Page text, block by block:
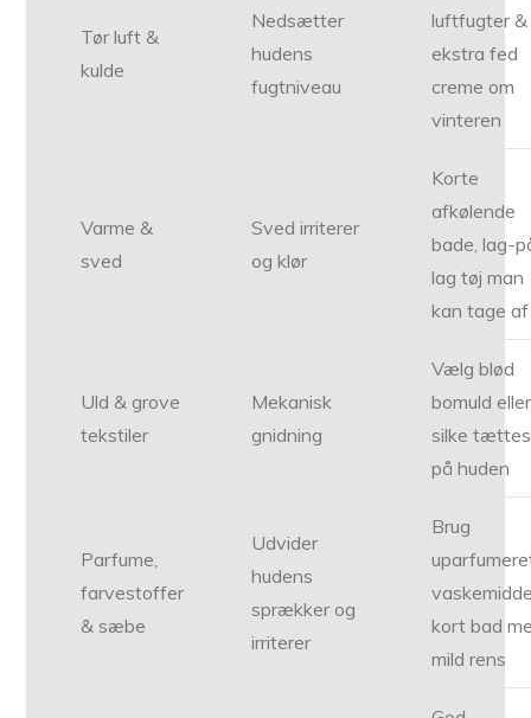
Tør luft &
kulde
Nedsætter
hudens
fugtniveau
luftfugter &
ekstra fed
creme om
vinteren
Varme &
sved
Sved irriterer
og klør
Korte
afkølende
bade, lag-
lag tøj man
kan tage af
Uld & grove
tekstiler
Mekanisk
gnidning
Vælg blød
bomuld eller
silke
på huden
Parfume,
farvestoffer
& sæbe
Udvider
hudens
sprækker og
irriterer
Brug
kort bad
mild rens